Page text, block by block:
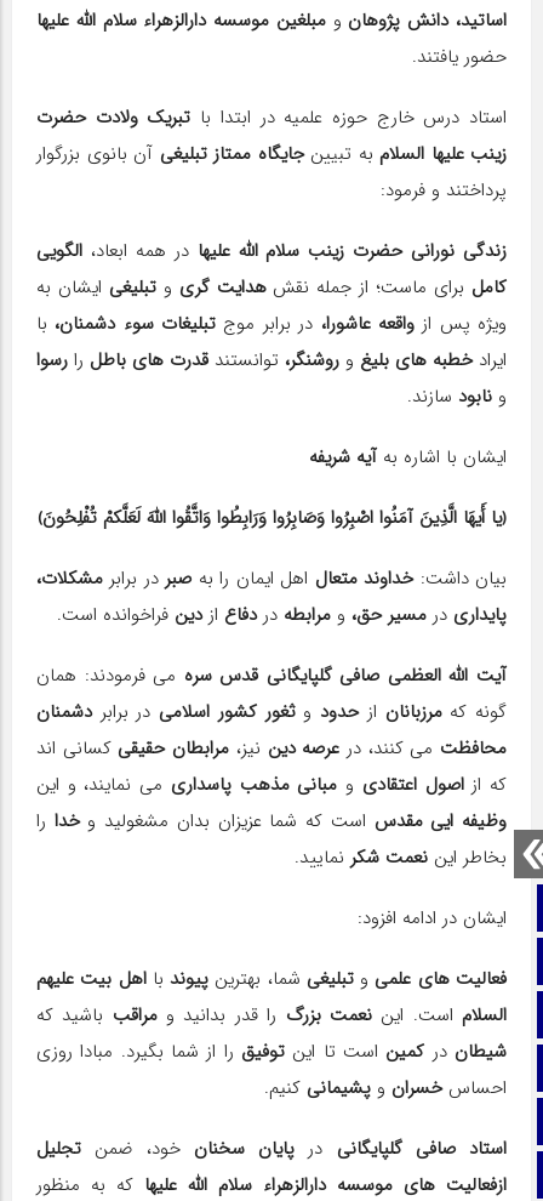
صفحه نخست
تلگرام
اساتید، دانش پژوهان ومبلغین موسسه دارالزهراء سلام الله علیها
حضور یافتند.
استاد درس خارج حوزه علمیه در ابتدا با تبریک ولادت حضرت
زینب علیها السلام به تبیینجایگاه ممتاز تبلیغی آن بانوی بزرگوار
پرداختند و فرمود:
زندگی نورانی حضرت زینب سلام الله علیها در همه ابعاد، الگویی
کامل برای ماست؛ از جمله نقشهدایت گری وتبلیغی ایشان به
ویژه پس ازواقعه عاشورا، در برابر موج تبلیغات سوء دشمنان، با
ایرادخطبه های بلیغ و روشنگر، توانستند قدرت های باطل را رسوا
و نابود سازند.
ایشان با اشاره بهآیه شریفه
﴿یا أَیهَا الَّذِینَ آمَنُوا اصْبِرُوا وَصَابِرُوا وَرَابِطُوا وَاتَّقُوا اللَّهَ لَعَلَّکمْ تُفْلِحُونَ﴾
بیان داشت:خداوند متعال اهل ایمان را به صبردر برابر مشکلات،
پایداری در مسیر حق، و مرابطه دردفاع ازدین فراخوانده است.
آیت الله العظمی صافی گلپایگانی قدس سره می فرمودند: همان
گونه کهمرزبانان ازحدود وثغور کشور اسلامی در برابردشمنان
محافظت می کنند، در عرصه دین نیز، مرابطان حقیقی کسانی اند
که ازاصول اعتقادی و مبانی مذهب پاسداری می نمایند، و این
وظیفه ایی مقدس است که شما عزیزان بدان مشغولید وخدا را
بخاطر این نعمت شکر نمایید.
ایشان در ادامه افزود:
فعالیت های علمی وتبلیغی شما، بهترین پیوندبااهل بیت علیهم
السلاماست. ایننعمت بزرگ را قدر بدانید ومراقب باشید که
شیطان در کمین است تا این توفیق را از شما بگیرد. مبادا روزی
احساسخسران و پشیمانی کنیم.
استاد صافی گلپایگانی در پایان سخنان خود، ضمن تجلیل
ازفعالیت های موسسه دارالزهراء سلام الله علیها که به منظور